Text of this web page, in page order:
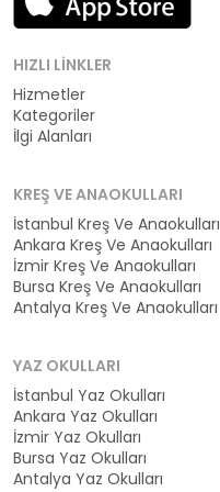
HIZLI LINKLER
Hizmetler
Kategoriler
İlgi Alanları
KREŞ VE ANAOKULLARI
İstanbul Kreş Ve Anaokulları
Ankara Kreş Ve Anaokulları
İzmir Kreş Ve Anaokulları
Bursa Kreş Ve Anaokulları
Antalya Kreş Ve Anaokulları
YAZ OKULLARI
İstanbul Yaz Okulları
Ankara Yaz Okulları
İzmir Yaz Okulları
Bursa Yaz Okulları
Antalya Yaz Okulları